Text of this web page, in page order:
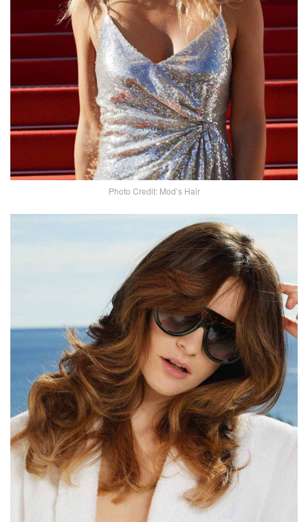
Photo Credit: Mod’s Hair